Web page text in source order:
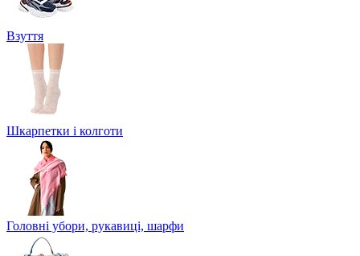
Взуття
Шкарпетки і колготи
Головні убори, рукавиці, шарфи